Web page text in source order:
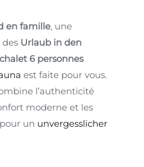
en famille, une
Urlaub in den
6 personnes
est faite pour vous.
l’authenticité
moderne et les
un unvergesslicher